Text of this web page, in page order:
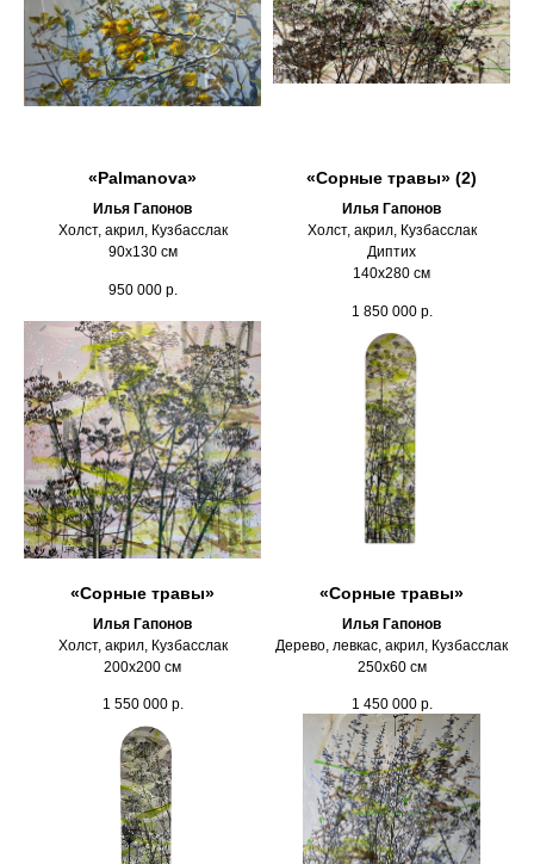
«Palmanova»
Илья Гапонов
Холст, акрил, Кузбасслак
90х130 см
950 000 р.
«Сорные травы» (2)
Илья Гапонов
Холст, акрил, Кузбасслак
Диптих
140х280 см
1 850 000 р.
«Сорные травы»
Илья Гапонов
Холст, акрил, Кузбасслак
200х200 см
1 550 000 р.
«Сорные травы»
Илья Гапонов
Дерево, левкас, акрил, Кузбасслак
250х60 см
1 450 000 р.